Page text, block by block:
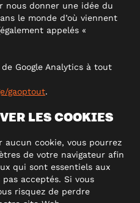
nous donner une idée du
le monde d’où viennent
appelés «
Google Analytics à tout
gaoptout.
LES COOKIES
aucun cookie, vous pourrez
de votre navigateur afin
qui sont essentiels aux
acceptés. Si vous
risquez de perdre